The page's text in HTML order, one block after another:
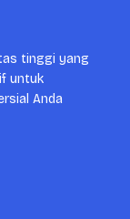
tinggi yang
untuk
Anda